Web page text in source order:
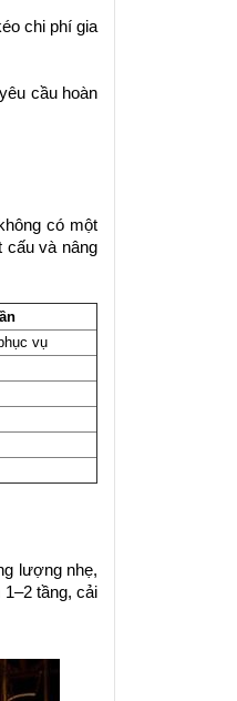
chi phí gia
cầu hoàn
có một
cấu và nâng
vụ
lượng nhẹ,
tầng, cải